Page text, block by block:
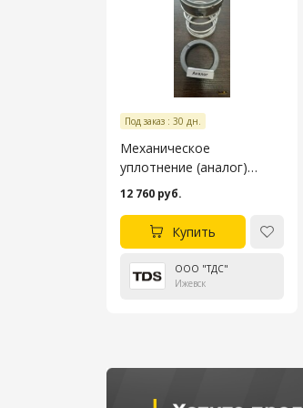
Под заказ : 30 дн.
Механическое
уплотнение (аналог)
ГШНУ P25MS/TT
(G0006013, 22451, H22451,
И005.00.000-13)
12 760 руб.
Купить
ООО "ТДС"
Ижевск